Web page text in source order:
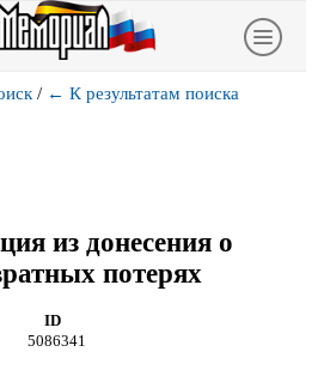
/ ← К результатам поиска
из донесения о
потерях
ID
5086341